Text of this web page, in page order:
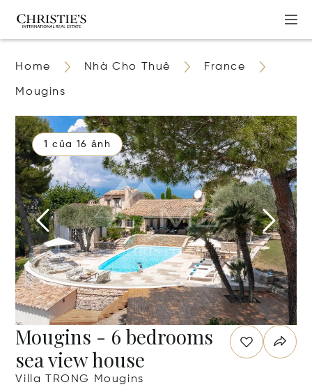
Home Nhà Cho Thuê France
Mougins
1 của 16 ảnh
Mougins - 6 bedrooms
sea view house
Villa TRONG Mougins